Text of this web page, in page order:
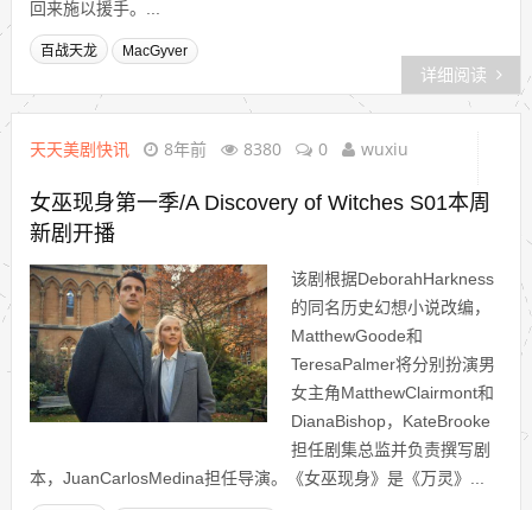
回来施以援手。...
百战天龙 MacGyver
详细阅读
天天美剧快讯 8年前 8380 0 wuxiu
女巫现身第一季/A Discovery of Witches S01本周
新剧开播
该剧根据DeborahHarkness
的同名历史幻想小说改编，
MatthewGoode和
TeresaPalmer将分别扮演男
女主角MatthewClairmont和
DianaBishop，KateBrooke
担任剧集总监并负责撰写剧
本，JuanCarlosMedina担任导演。《女巫现身》是《万灵》...